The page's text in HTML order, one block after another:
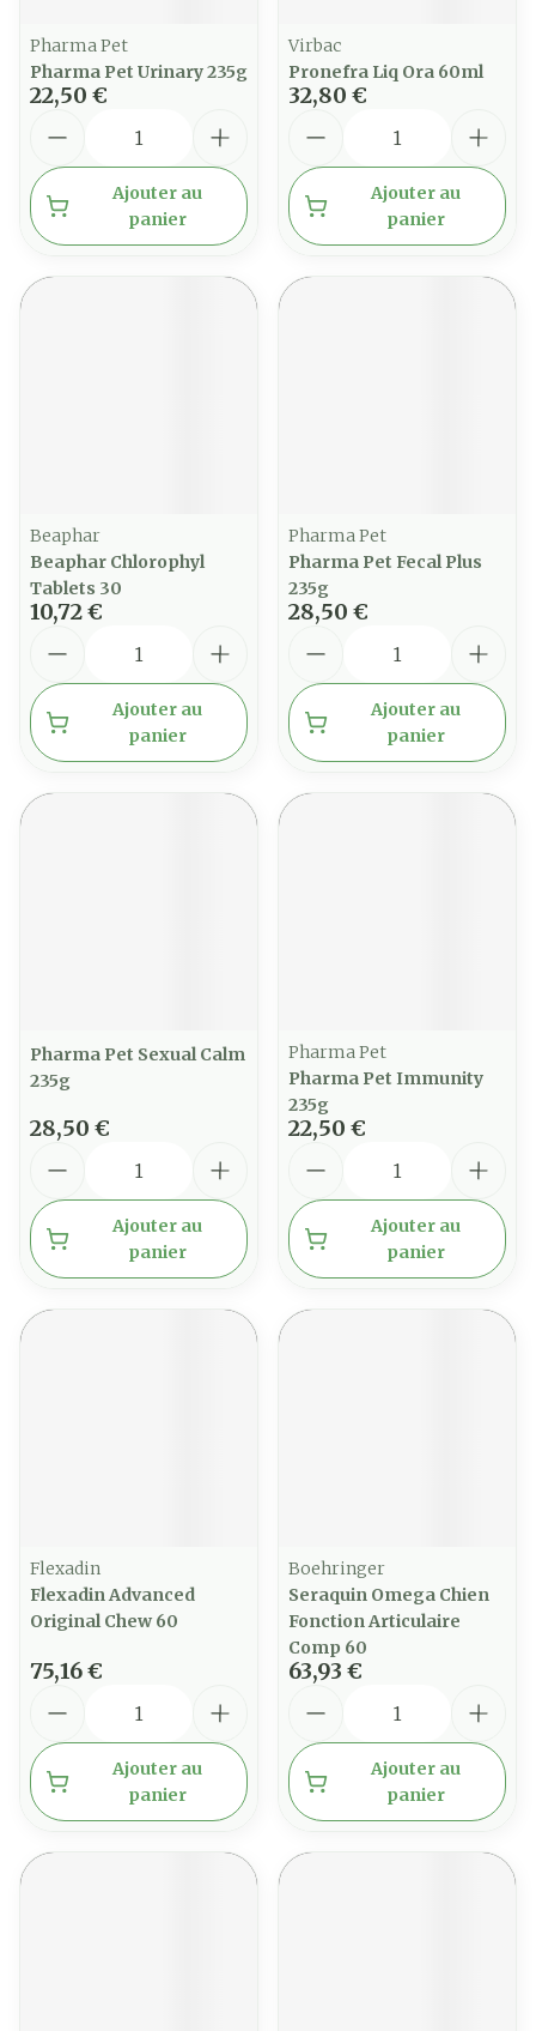
Pharma Pet
Pharma Pet Urinary 235g
22,50 €
Ajouter au
panier
Virbac
Pronefra Liq Ora 60ml
32,80 €
Ajouter au
panier
Beaphar
Beaphar Chlorophyl
Tablets 30
10,72 €
Ajouter au
panier
Pharma Pet
Pharma Pet Fecal Plus
235g
28,50 €
Ajouter au
panier
Pharma Pet Sexual Calm
235g
28,50 €
Ajouter au
panier
Pharma Pet
Pharma Pet Immunity
235g
22,50 €
Ajouter au
panier
Flexadin
Flexadin Advanced
Original Chew 60
75,16 €
Ajouter au
panier
Boehringer
Seraquin Omega Chien
Fonction Articulaire
Comp 60
63,93 €
Ajouter au
panier